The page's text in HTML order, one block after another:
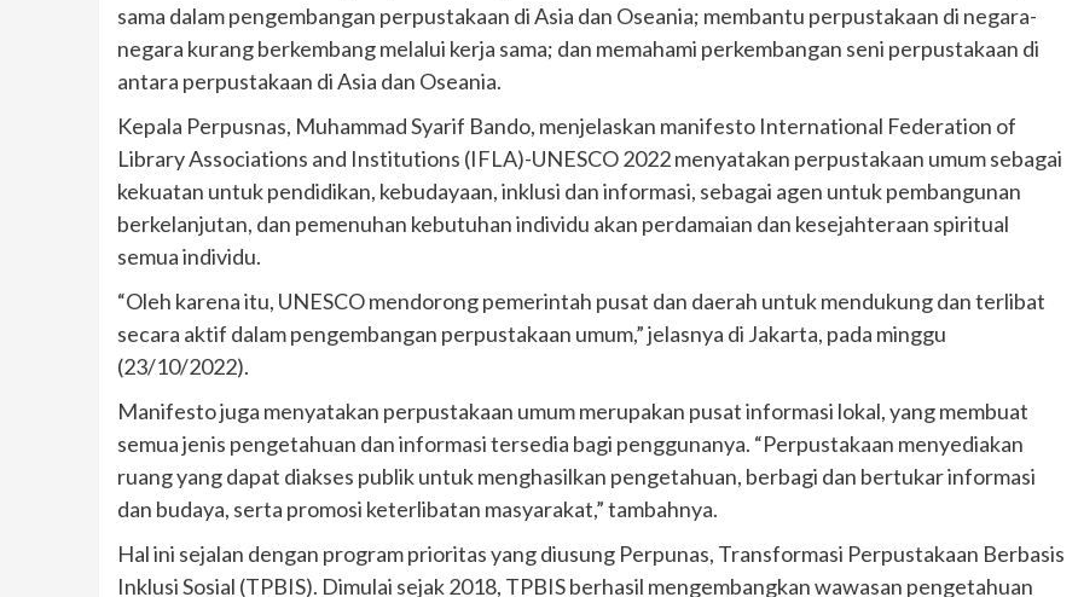
sama dalam pengembangan perpustakaan di Asia dan Oseania; membantu perpustakaan di negara-
negara kurang berkembang melalui kerja sama; dan memahami perkembangan seni perpustakaan di
antara perpustakaan di Asia dan Oseania.
Kepala Perpusnas, Muhammad Syarif Bando, menjelaskan manifesto International Federation of
Library Associations and Institutions (IFLA)-UNESCO 2022 menyatakan perpustakaan umum sebagai
kekuatan untuk pendidikan, kebudayaan, inklusi dan informasi, sebagai agen untuk pembangunan
berkelanjutan, dan pemenuhan kebutuhan individu akan perdamaian dan kesejahteraan spiritual
semua individu.
“Oleh karena itu, UNESCO mendorong pemerintah pusat dan daerah untuk mendukung dan terlibat
secara aktif dalam pengembangan perpustakaan umum,” jelasnya di Jakarta, pada minggu
(23/10/2022).
Manifesto juga menyatakan perpustakaan umum merupakan pusat informasi lokal, yang membuat
semua jenis pengetahuan dan informasi tersedia bagi penggunanya. “Perpustakaan menyediakan
ruang yang dapat diakses publik untuk menghasilkan pengetahuan, berbagi dan bertukar informasi
dan budaya, serta promosi keterlibatan masyarakat,” tambahnya.
Hal ini sejalan dengan program prioritas yang diusung Perpunas, Transformasi Perpustakaan Berbasis
Inklusi Sosial (TPBIS). Dimulai sejak 2018, TPBIS berhasil mengembangkan wawasan pengetahuan